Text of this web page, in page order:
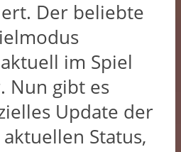
Der beliebte
im Spiel
Nun gibt es
Update der
Status,